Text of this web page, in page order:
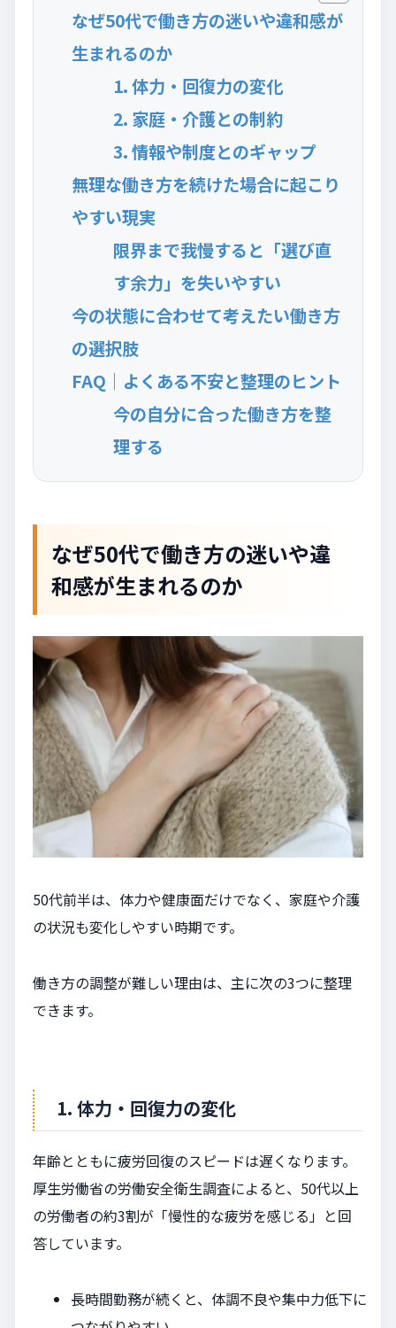
なぜ50代で働き方の迷いや違和感が
生まれるのか
1. 体力・回復力の変化
2. 家庭・介護との制約
3. 情報や制度とのギャップ
無理な働き方を続けた場合に起こり
やすい現実
限界まで我慢すると「選び直
す余力」を失いやすい
今の状態に合わせて考えたい働き方
の選択肢
FAQ｜よくある不安と整理のヒント
今の自分に合った働き方を整
理する
なぜ50代で働き方の迷いや違
和感が生まれるのか
50代前半は、体力や健康面だけでなく、家庭や介護
の状況も変化しやすい時期です。
働き方の調整が難しい理由は、主に次の3つに整理
できます。
1. 体力・回復力の変化
年齢とともに疲労回復のスピードは遅くなります。
厚生労働省の労働安全衛生調査によると、50代以上
の労働者の約3割が「慢性的な疲労を感じる」と回
答しています。
長時間勤務が続くと、体調不良や集中力低下に